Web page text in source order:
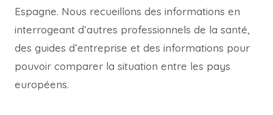
Espagne. Nous recueillons des informations en
interrogeant d’autres professionnels de la santé,
des guides d’entreprise et des informations pour
pouvoir comparer la situation entre les pays
européens.